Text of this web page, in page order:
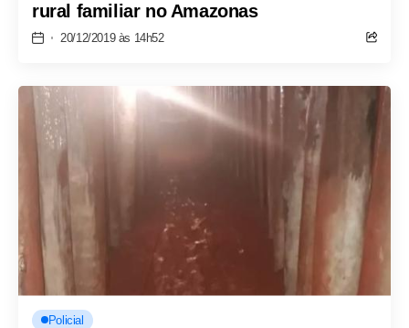
rural familiar no Amazonas
20/12/2019 às 14h52
Policial